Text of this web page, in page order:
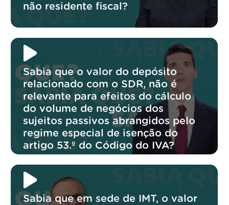
não residente fiscal?
Sabia que o valor do depósito
relacionado com o SDR, não é
relevante para efeitos do cálculo
do volume de negócios dos
sujeitos passivos abrangidos pelo
regime especial de isenção do
artigo 53.º do Código do IVA?
Sabia que em sede de IMT, o valor